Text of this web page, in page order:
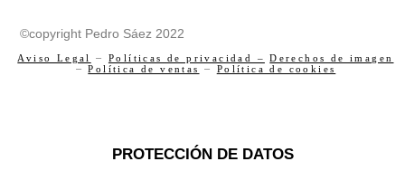
©copyright Pedro Sáez 2022
Aviso Legal – Políticas de privacidad –
Derechos de imagen
–Política de ventas – Política de cookies
PROTECCIÓN DE DATOS